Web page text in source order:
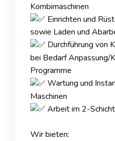
Kombimaschinen
Einrichten und
sowie Laden und
Durchführung von
bei Bedarf Anpassung/
Programme
Wartung und
Maschinen
Arbeit im 2-
Wir bieten: